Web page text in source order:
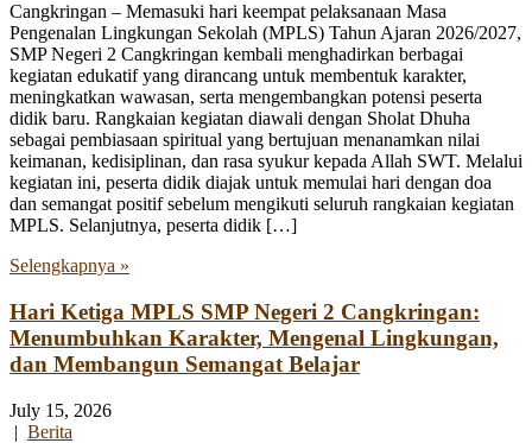
Cangkringan – Memasuki hari keempat pelaksanaan Masa
Pengenalan Lingkungan Sekolah (MPLS) Tahun Ajaran 2026/2027,
SMP Negeri 2 Cangkringan kembali menghadirkan berbagai
kegiatan edukatif yang dirancang untuk membentuk karakter,
meningkatkan wawasan, serta mengembangkan potensi peserta
didik baru. Rangkaian kegiatan diawali dengan Sholat Dhuha
sebagai pembiasaan spiritual yang bertujuan menanamkan nilai
keimanan, kedisiplinan, dan rasa syukur kepada Allah SWT. Melalui
kegiatan ini, peserta didik diajak untuk memulai hari dengan doa
dan semangat positif sebelum mengikuti seluruh rangkaian kegiatan
MPLS. Selanjutnya, peserta didik […]
Selengkapnya »
Hari Ketiga MPLS SMP Negeri 2 Cangkringan:
Menumbuhkan Karakter, Mengenal Lingkungan,
dan Membangun Semangat Belajar
July 15, 2026
| Berita